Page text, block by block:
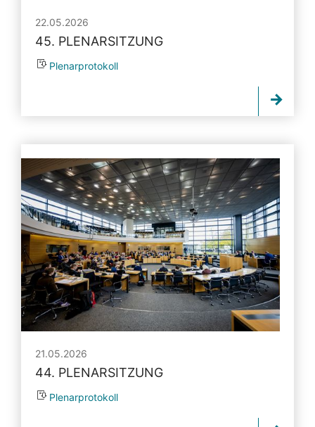
22.05.2026
45. PLENARSITZUNG
Plenarprotokoll
21.05.2026
44. PLENARSITZUNG
Plenarprotokoll